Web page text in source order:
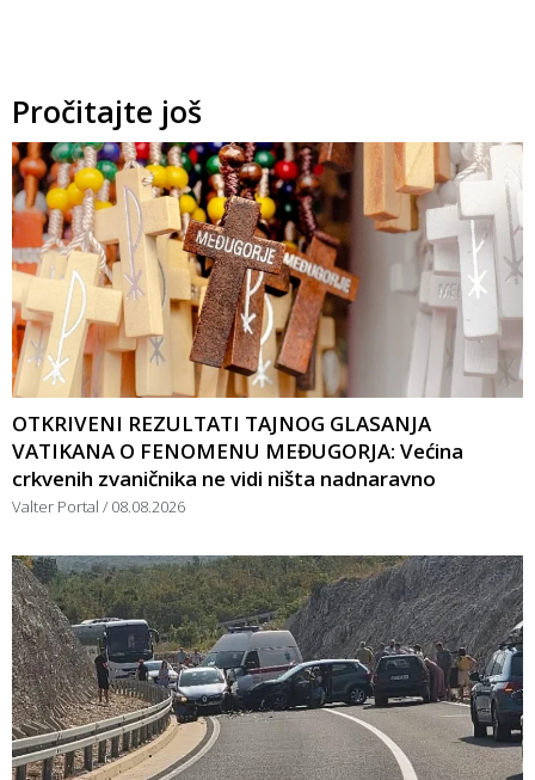
Pročitajte još
OTKRIVENI REZULTATI TAJNOG GLASANJA
VATIKANA O FENOMENU MEĐUGORJA: Većina
crkvenih zvaničnika ne vidi ništa nadnaravno
Valter Portal 08.08.2026